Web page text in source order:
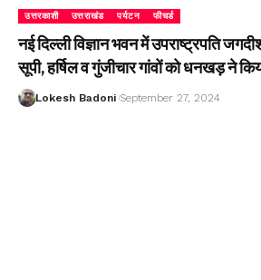
उत्तरकाशी उत्तराखंड पर्यटन फीचर्ड
नई दिल्ली विज्ञान भवन में उपराष्ट्रपति
सूपी, हर्षिल व गुंजीचार गांवों को धनखड़ ने
Lokesh Badoni September 27, 2024